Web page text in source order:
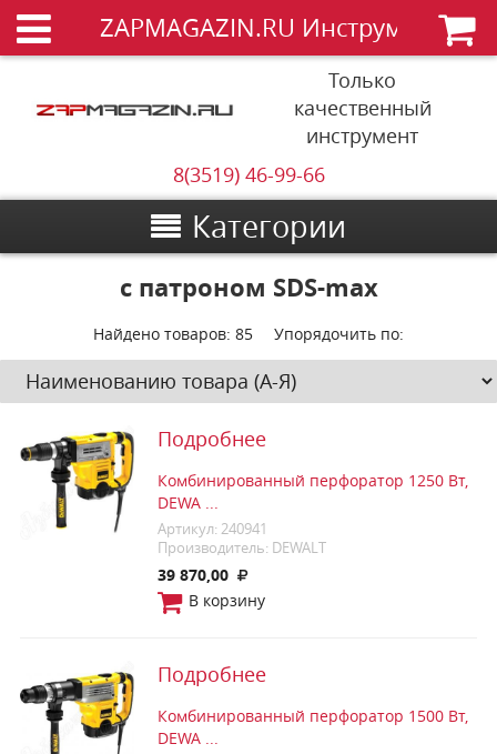
ZAPMAGAZIN.RU Инструменты
Только
качественный
инструмент
8(3519) 46-99-66
Категории
с патроном SDS-max
Найдено товаров: 85 Упорядочить по:
Подробнее
Комбинированный перфоратор 1250 Вт,
DEWA ...
Артикул: 240941
Производитель: DEWALT
39 870,00
В корзину
Подробнее
Комбинированный перфоратор 1500 Вт,
DEWA ...